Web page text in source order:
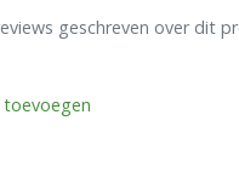
geschreven over dit